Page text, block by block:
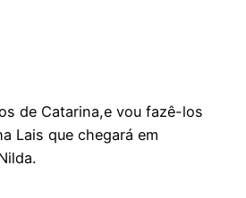
de Catarina,e vou fazê-los
Lais que chegará em